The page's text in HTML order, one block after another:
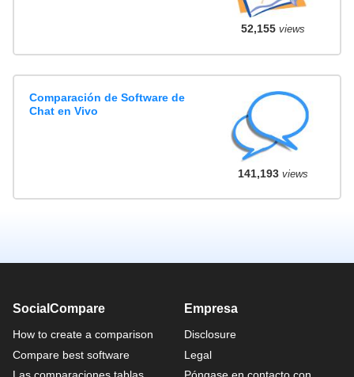
52,155views
Comparación de Software de
Chat en Vivo
141,193views
SocialCompare
How to create a comparison
Compare best software
Empresa
Disclosure
Legal